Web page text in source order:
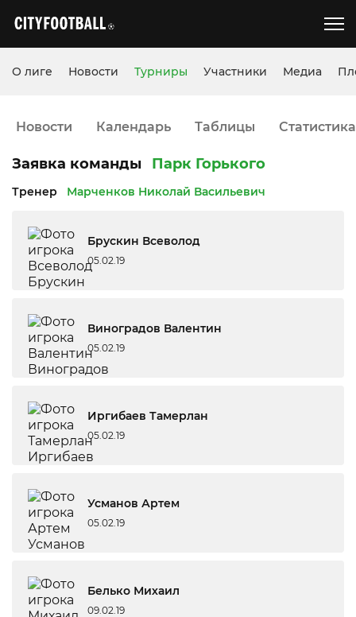
О лиге Новости Турниры Участники Медиа
Новости Календарь Таблицы Статистика
Заявка команды Парк Горького
Тренер Марченков Николай Васильевич
Брускин Всеволод
05.02.19
Виноградов Валентин
05.02.19
Иргибаев Тамерлан
05.02.19
Усманов Артем
05.02.19
Белько Михаил
09.02.19